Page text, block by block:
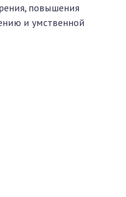
повышения
и умственной